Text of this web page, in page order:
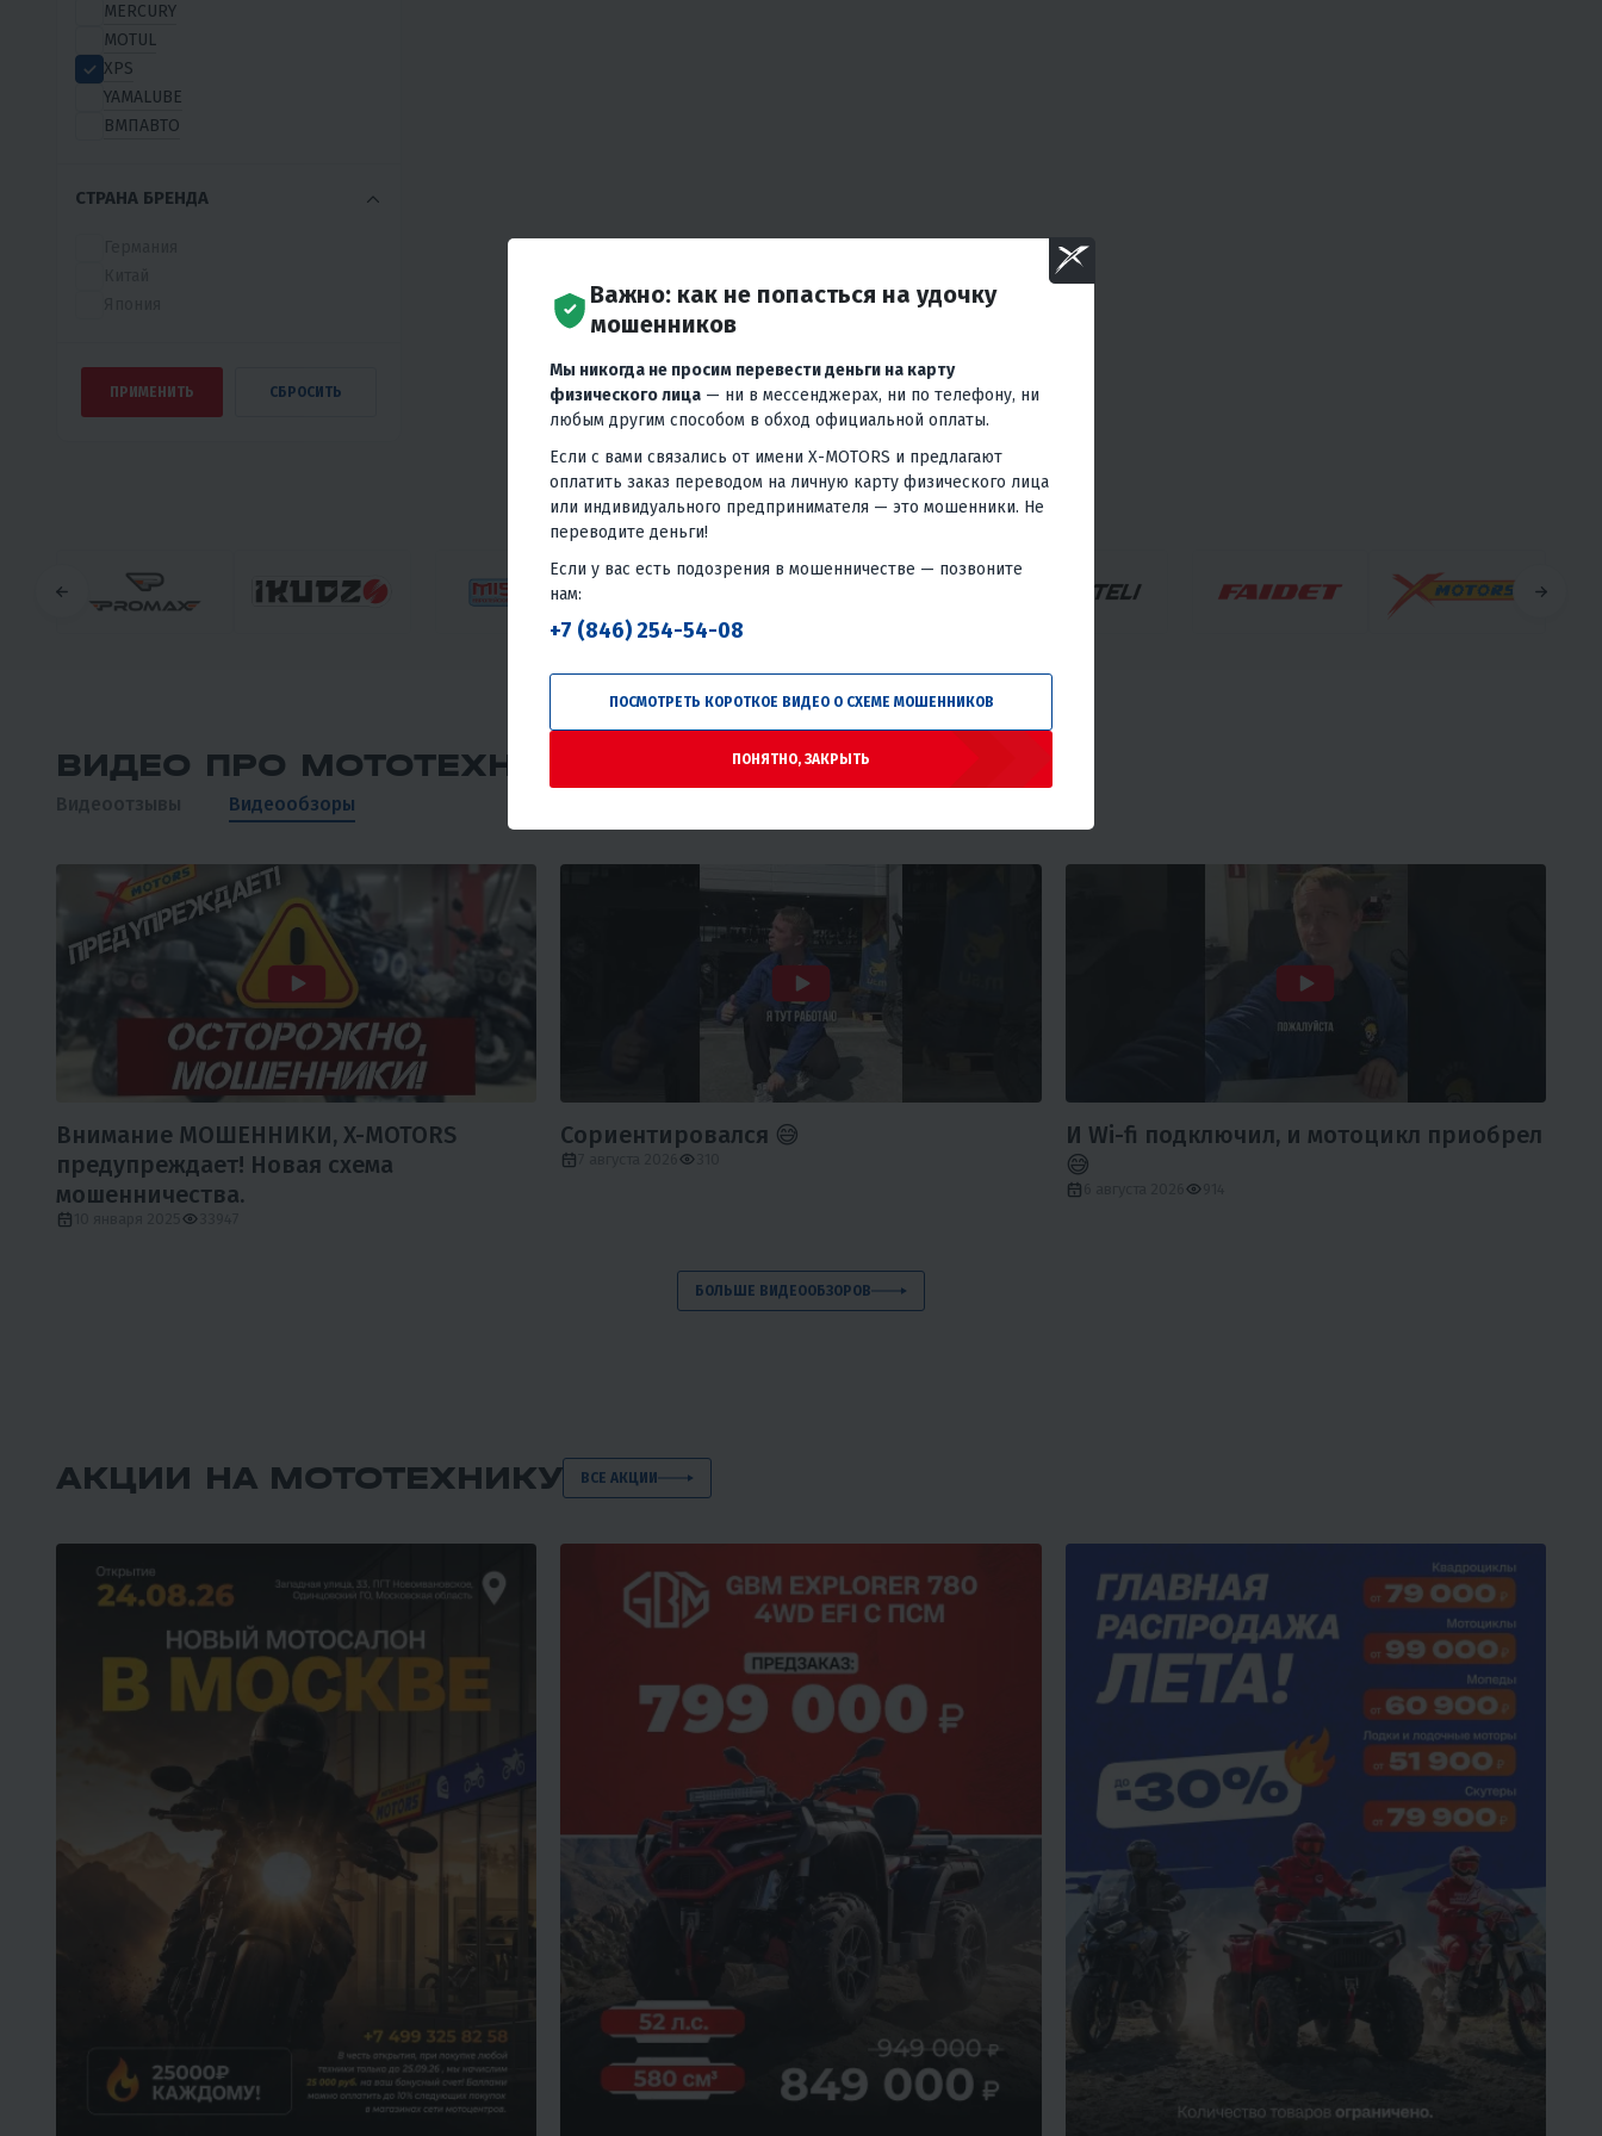
MERCURY
MOTUL
XPS
YAMALUBE
ВМПАВТО
СТРАНА БРЕНДА
ВИДЕО ПРО МОТОТЕХНИКУ
Видеоотзывы Видеообзоры
Внимание МОШЕННИКИ, X-MOTORS
предупреждает! Новая схема
мошенничества.
Сориентировался 😅
И Wi-fi подключил, и мотоцикл приобрел
😅
БОЛЬШЕ ВИДЕООБЗОРОВ
АКЦИИ НА МОТОТЕХНИКУ ВСЕ АКЦИИ
Важно: как не попасться на удочку
мошенников
Мы никогда не просим перевести деньги на карту
физического лица — ни в мессенджерах, ни по телефону, ни
любым другим способом в обход официальной оплаты.
Если с вами связались от имени X-MOTORS и предлагают
оплатить заказ переводом на личную карту физического лица
или индивидуального предпринимателя — это мошенники. Не
переводите деньги!
Если у вас есть подозрения в мошенничестве — позвоните
нам:
+7 (846) 254-54-08
ПОСМОТРЕТЬ КОРОТКОЕ ВИДЕО О СХЕМЕ МОШЕННИКОВ
ПОНЯТНО, ЗАКРЫТЬ